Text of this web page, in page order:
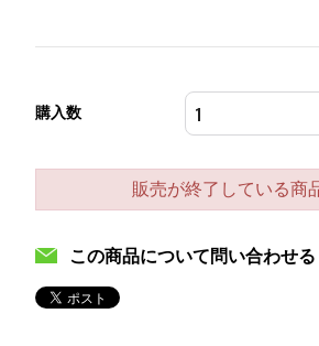
購入数
販売が終了している商
この商品について問い合わせる